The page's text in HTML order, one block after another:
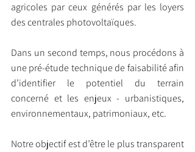
agricoles par ceux générés par les loyers
des centrales photovoltaïques.
Dans un second temps, nous procédons à
une pré-étude technique de faisabilité afin
d’identifier le potentiel du terrain
concerné et les enjeux - urbanistiques,
environnementaux, patrimoniaux, etc.
Notre objectif est d’être le plus transparent